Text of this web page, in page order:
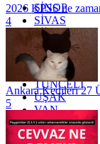
SİNOP
SİVAS
SİİRT
TEKİRDAĞ
TOKAT
TRABZON
TUNCELİ
UŞAK
VAN
YALOVA
YOZGAT
2026 KPSS ne
4
Ankara Kedileri 27
5